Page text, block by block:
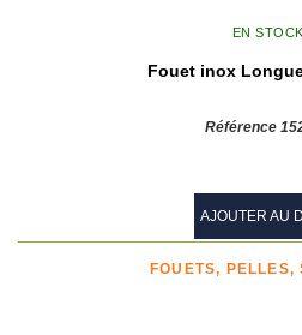
EN STOCK
Fouet inox
Référence
AJOUTER AU
FOUETS, PELLES,